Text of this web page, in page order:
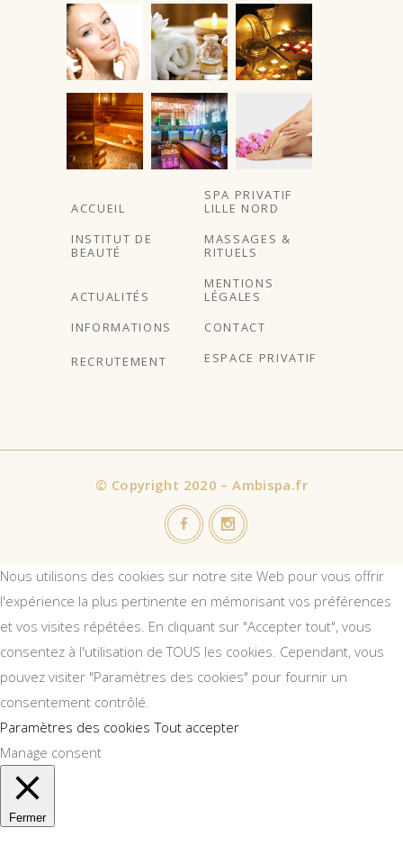
ACCUEIL
SPA PRIVATIF
LILLE NORD
INSTITUT DE
BEAUTÉ
MASSAGES &
RITUELS
ACTUALITÉS
MENTIONS
LÉGALES
INFORMATIONS
CONTACT
RECRUTEMENT ESPACE PRIVATIF
© Copyright 2020 – Ambispa.fr
Nous utilisons des cookies sur notre site Web pour vous offrir
l'expérience la plus pertinente en mémorisant vos préférences
et vos visites répétées. En cliquant sur "Accepter tout", vous
consentez à l'utilisation de TOUS les cookies. Cependant, vous
pouvez visiter "Paramètres des cookies" pour fournir un
consentement contrôlé.
Paramètres des cookies Tout accepter
Manage consent
Fermer